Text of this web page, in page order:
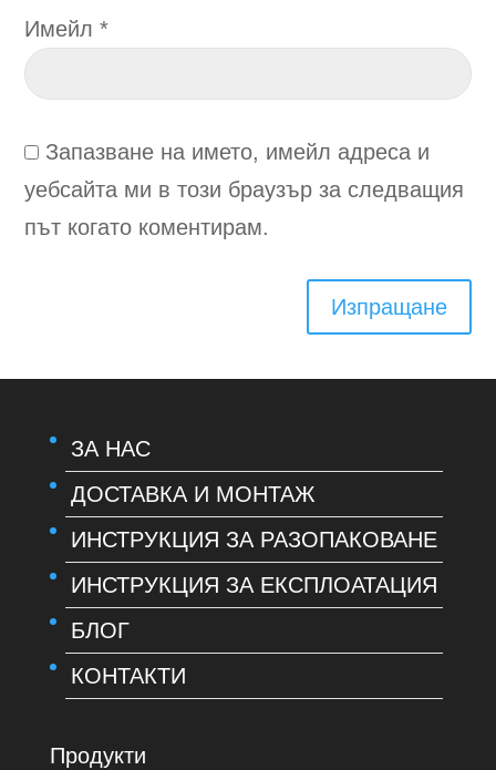
Имейл*
Запазване на името, имейл адреса и
уебсайта ми в този браузър за следващия
път когато коментирам.
Изпращане
ЗА НАС
ДОСТАВКА И МОНТАЖ
ИНСТРУКЦИЯ ЗА РАЗОПАКОВАНЕ
ИНСТРУКЦИЯ ЗА ЕКСПЛОАТАЦИЯ
БЛОГ
КОНТАКТИ
Продукти